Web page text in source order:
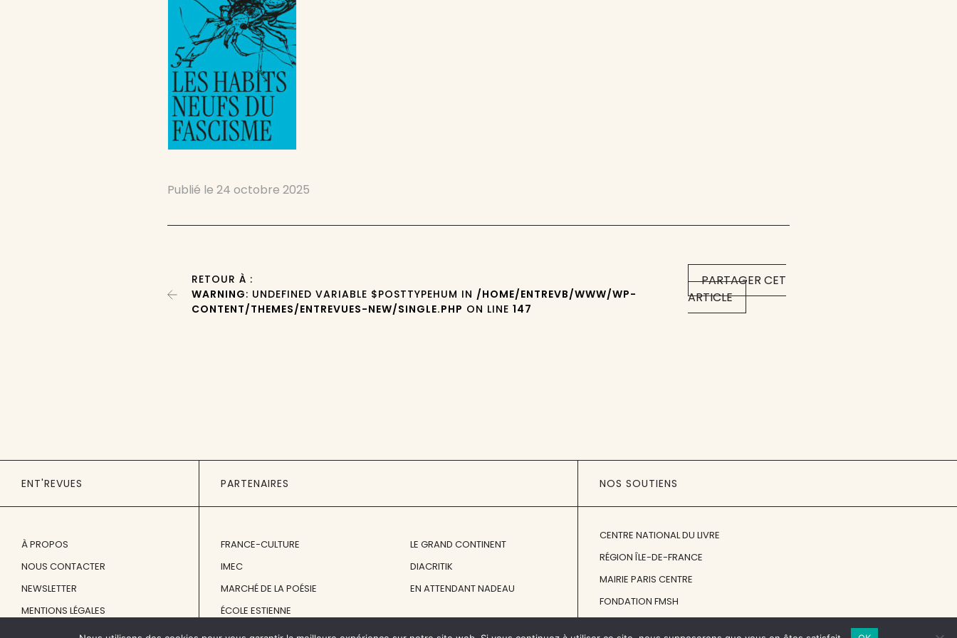
Publié le24 octobre 2025
PARTAGER CET
ARTICLE
RETOUR À :
WARNING: UNDEFINED VARIABLE $POSTTYPEHUM IN /HOME/ENTREVB/WWW/WP-
CONTENT/THEMES/ENTREVUES-NEW/SINGLE.PHP ON LINE147
ENT'REVUES
À PROPOS
NOUS CONTACTER
NEWSLETTER
MENTIONS LÉGALES
PARTENAIRES
FRANCE-CULTURE
IMEC
MARCHÉ DE LA POÉSIE
ÉCOLE ESTIENNE
LE GRAND CONTINENT
DIACRITIK
EN ATTENDANT NADEAU
NOS SOUTIENS
CENTRE NATIONAL DU LIVRE
RÉGION ÎLE-DE-FRANCE
MAIRIE PARIS CENTRE
FONDATION FMSH